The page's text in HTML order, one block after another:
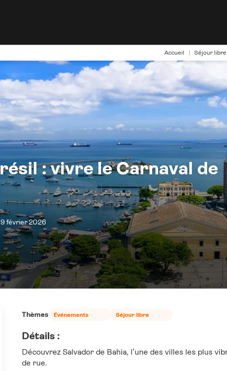
Accueil Séjour libre
: vivre le Carnaval de
février 2026
Thèmes Événements Séjour libre
Détails :
Découvrez Salvador de Bahia, l’une des villes les plus
de rue.